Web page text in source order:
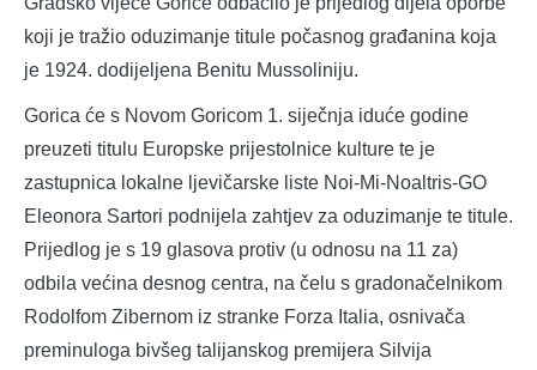
koji je tražio oduzimanje titule počasnog građanina koja
je 1924. dodijeljena Benitu Mussoliniju.
Gorica će s Novom Goricom 1. siječnja iduće godine
preuzeti titulu Europske prijestolnice kulture te je
zastupnica lokalne ljevičarske liste Noi-Mi-Noaltris-GO
Eleonora Sartori podnijela zahtjev za oduzimanje te titule.
Prijedlog je s 19 glasova protiv (u odnosu na 11 za)
odbila većina desnog centra, na čelu s gradonačelnikom
Rodolfom Zibernom iz stranke Forza Italia, osnivača
preminuloga bivšeg talijanskog premijera Silvija